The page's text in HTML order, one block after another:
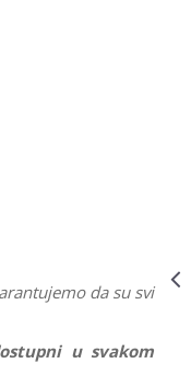
da su svi
u svakom
8